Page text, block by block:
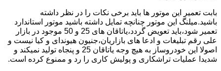
بابت تعمیر این موتور ها باید برخی نکات را در نظر داشته
باشید.میلنگ این موتور چنانچه تمایل داشته باشید موتور استاندارد
تعمیر شود،باید تعویض گردد،یاتاقان های 25 و 50 موجود در بازار
علی رقم تبلیغات و ادعا های بازاریان،جنیون هیوندای و کیا نیست و
اصولا این خودروساز به هیچ وجه یاتاقان 25 و پنجاه تولید نمیکند و
شدیدا عملیات تراشکاری و پولیش کاری را رد و ممنوع کرده است.